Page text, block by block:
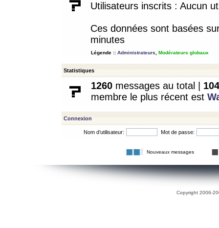
Utilisateurs inscrits : Aucun
Ces données sont basées
minutes
Légende :: Administrateurs Modérateurs globaux
Statistiques
1260 messages au total | 104
membre le plus récent est
Connexion
Nom d’utilisateur: Mot de passe:
Nouveaux messages
Copyright 2006-